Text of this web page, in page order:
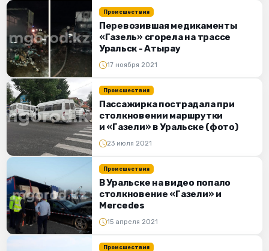
Происшествия
Перевозившая медикаменты
«Газель» сгорела на трассе
Уральск - Атырау
17 ноября 2021
Происшествия
Пассажирка пострадала при
столкновении маршрутки
и «Газели» в Уральске (фото)
23 июля 2021
Происшествия
В Уральске на видео попало
столкновение «Газели» и
Mercedes
15 апреля 2021
Происшествия